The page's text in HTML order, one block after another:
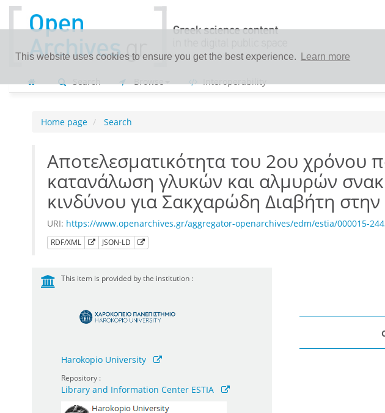
This website uses cookies to ensure you get the best experience. Learn more
Search Browse Interoperability
Home page Search
Αποτελεσματικότητα του 2ου χρόνου
κατανάλωση γλυκών και αλμυρών σνακ
κινδύνου για Σακχαρώδη Διαβήτη
URI: https://www.openarchives.gr/aggregator-openarchives/edm/estia/000015-
RDF/XML JSON-LD
This item is provided by the institution :
Harokopio University
Repository :
Library and Information Center ESTIA